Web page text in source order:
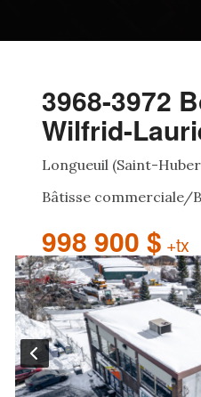
3968-3972
Wilfrid-
Longueuil (Saint-
Bâtisse commerciale/
998 900 $ +tx